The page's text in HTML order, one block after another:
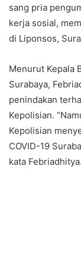
sang pria
kerja sosial,
di Liponsos,
Menurut Kepala
Surabaya,
penindakan
Kepolisian.
Kepolisian
COVID-19
kata Febriadhitya.